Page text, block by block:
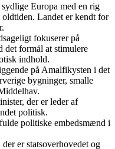
Europa med en rig
Landet er kendt for
fokuserer på
det formål at stimulere
indhold.
på Amalfikysten i det
bygninger, smalle
der er leder af
politisk.
politiske embedsmænd i
er statsoverhovedet og